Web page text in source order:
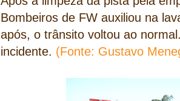
Bombeiros de FW auxiliou na
após, o trânsito voltou ao
incidente. (Fonte: Gustavo